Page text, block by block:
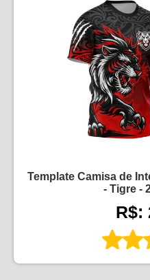
Template Camisa de
- Tigre -
R$: